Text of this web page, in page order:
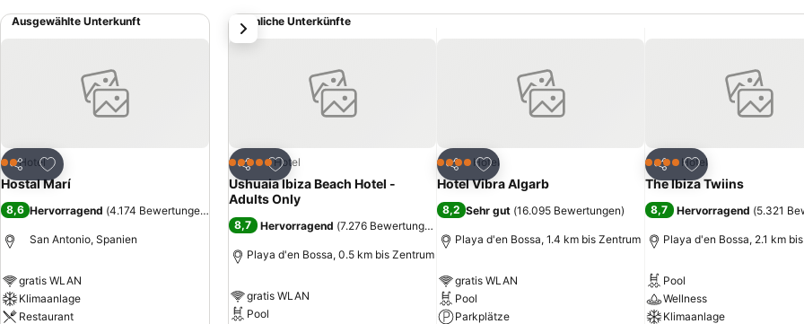
Ausgewählte Unterkunft
Teilen
Zu Favoriten hinzufügen
2 Sterne
Hotel
Hostal Marí
8,6 Hervorragend (4.174 Bewertungen)
San Antonio, Spanien
gratis WLAN
Klimaanlage
Restaurant
Ähnliche Unterkünfte
Teilen
Zu Favoriten hinzufügen
5 Sterne Hotel
Ushuaia Ibiza Beach Hotel -
Adults Only
8,7 Hervorragend (7.276 Bewertungen
Playa d'en Bossa, 0.5 km bis Zentrum
gratis WLAN
Pool
Teilen
Zu Favoriten hinzufügen
4 SterneHotel
Hotel Vibra Algarb
8,2 Sehr gut (16.095 Bewertungen)
Playa d'en Bossa, 1.4 km bis Zentrum
gratis WLAN
Pool
Parkplätze
Teilen
Zu Favoriten
4 SterneHotel
The Ibiza Twiins
8,7 Hervorragend (5.321
Playa d'en Bossa, 2.1 km
Pool
Wellness
Klimaanlage
weiter